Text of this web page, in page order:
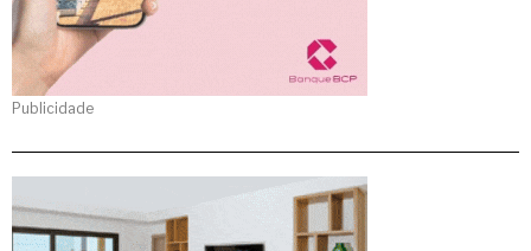
Publicidade